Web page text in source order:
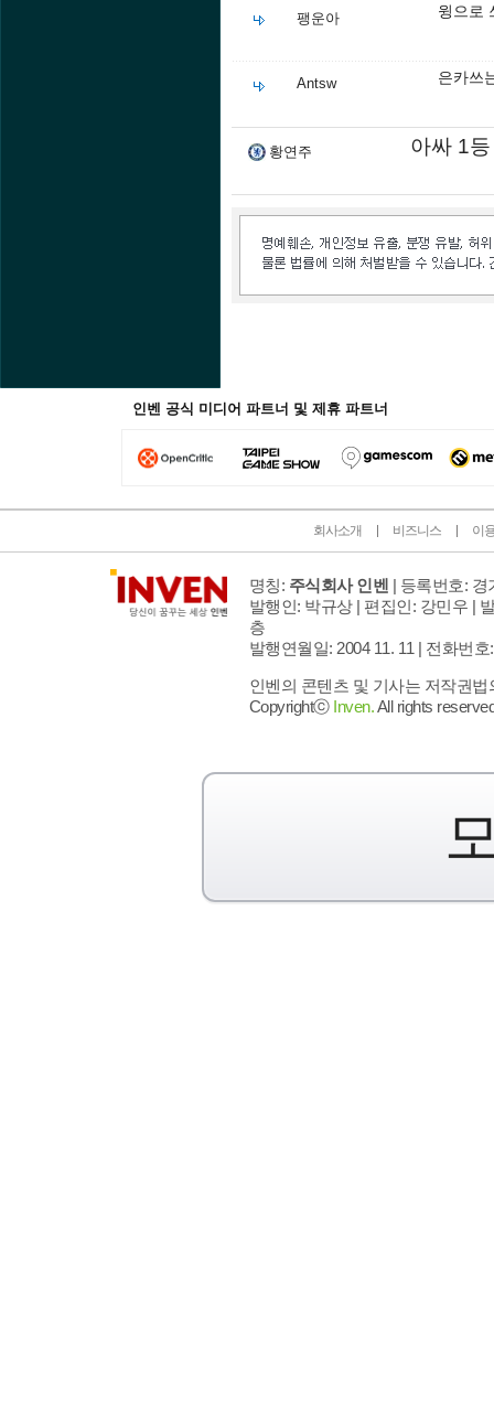
팽운아 윙으로
Antsw 은카쓰
황연주 아싸 1
인벤 공식 미디어 파트너 및 제휴 파트너
회사소개 비즈니스 이
명칭: 주식회사 인벤 | 등록번호: 경
발행인: 박규상 | 편집인: 강민우 |
층
발행연월일: 2004 11. 11 | 전화번호
인벤의 콘텐츠 및 기사는 저작권
Copyrightⓒ Inven.All rights